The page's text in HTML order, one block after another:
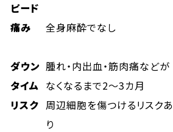
ピード
痛み
全身麻酔でなし
ダウン
タイム
腫れ・内出血・筋肉痛などが
なくなるまで2〜3カ月
リスク 周辺細胞を傷つけるリスクあ
り